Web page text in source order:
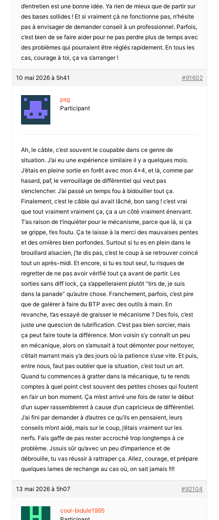
d’entretien est une bonne idée. Ya rien de mieux que de partir sur
des bases sollides ! Et si vraiment çà ne fonctionne pas, n’hésite
pas à envisager de demander conseil à un professionnel. Parfois,
c’est bien de se faire aider pour ne pas perdre plus de temps avec
des problèmes qui pourraient être réglés rapidement. En tous les
cas, courage à toi, ça va s’arranger !
10 mai 2026 à 5h41 #91602
psg
Participant
Ah, le câble, c’est souvent le coupable dans ce genre de
situation. J’ai eu une expérience similaire il y a quelques mois.
J’étais en pleine sortie en forêt avec mon 4×4, et là, comme par
hasard, paf, le verrouillage de différentiel qui veut pas
s’enclencher. J’ai passé un temps fou à bidouiller tout ça.
Finalement, c’est le câble qui avait lâché, bon sang ! c’est vrai
que tout vraiment vraiment ça, ça a un côté vraiment énervant.
T’as raison de t’inquiéter pour le mécanisme, parce que là, si ça
se grippe, t’es foutu. Ça te laisse à la merci des mauvaises pentes
et des ornières bien porfondes. Surtout si tu es en plein dans le
brouillard alsacien, j’te dis pas, c’est le coup à se retrouver coincé
tout un après-midi. Et encore, si tu es tout seul, tu risques de
regretter de ne pas avoir vérifié tout ça avant de partir. Les
sorties sans diff lock, ça s’appelleraient plutôt “tirs de, je suis
dans la panade” qu’autre chose. Franchement, parfois, c’est pire
que de galérer à faire du BTP avec des outils à main. En
revanche, t’as essayé de graisser le mécanisme ? Des fois, c’est
juste une quescion de lubrification. C’est pas bien sorcier, mais
ça peut faire toute la différence. Mon voisin s’y connaît un peu
en mécanique, alors on s’amusait à tout démonter pour nettoyer,
c’était marrant mais y’a des jours où la patience s’use vite. Et puis,
entre nous, faut pas oublier que la situation, c’est tout un art.
Quand tu commences à gratter dans la mécanique, tu te rends
comptes à quel point c’est souvent des petites choses qui foutent
en l’air un bon moment. Ça m’est arrivé une fois de rater le début
d’un super rassemblemnt à cause d’un capricieux de différentiel.
J’ai fini par demander à d’autres ce qu’ils en pensaient, leurs
conseils m’ont aidé, mais sur le coup, j’étais vraiment sur les
nerfs. Fais gaffe de pas rester accroché trop longtemps à ce
problème. Jssuis sûr qu’avec un peu d’imparience et de
débrouille, tu vas réussir à rattraper ça. Allez, courage, et prépare
quelques lames de rechange au cas où, on sait jamais !!!!
13 mai 2026 à 5h07 #92104
cool-bidule1995